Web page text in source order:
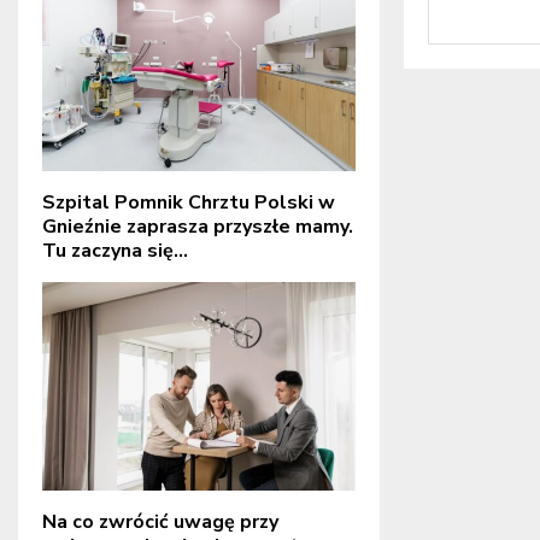
Szpital Pomnik Chrztu Polski w
Gnieźnie zaprasza przyszłe mamy.
Tu zaczyna się...
Na co zwrócić uwagę przy